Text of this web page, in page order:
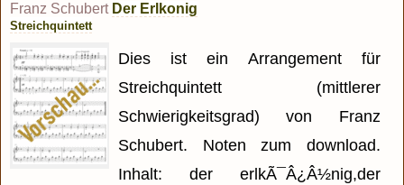
Franz Schubert Der Erlkonig
Streichquintett
Dies ist ein Arrangement für
Streichquintett (mittlerer
Schwierigkeitsgrad) von Franz
Schubert. Noten zum download.
Inhalt: der erlkÃ¯Â¿Â½nig,der